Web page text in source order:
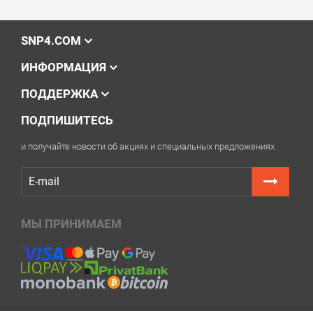
SNP4.COM
ИНФОРМАЦИЯ
ПОДДЕРЖКА
ПОДПИШИТЕСЬ
и получайте новости об акциях и специальных предложениях
МЫ ПРИНИМАЕМ